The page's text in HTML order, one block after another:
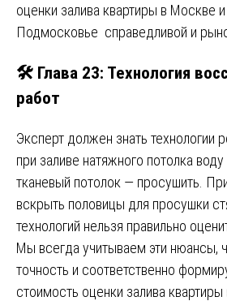
оценки залива квартиры в Москве и
Подмосковье справедливой и
🛠️ Глава 23: Технология
работ
Эксперт должен знать технологии
при заливе натяжного потолка
тканевый потолок — просушить.
вскрыть половицы для просушки
технологий нельзя правильно
Мы всегда учитываем эти нюансы,
точность и соответственно
стоимость оценки залива